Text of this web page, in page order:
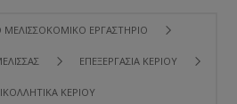
ΜΕΛΙΣΣΟΚΟΜΙΚΌ ΕΡΓΑΣΤΉΡΙΟ
ΕΠΕΞΕΡΓΑΣΊΑ ΚΕΡΙΟΎ
ΚΕΡΙΟΎ